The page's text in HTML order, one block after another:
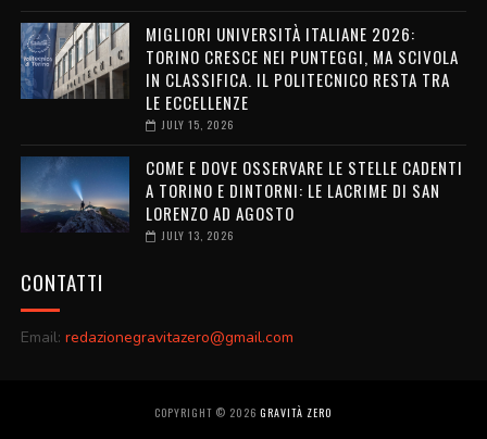
MIGLIORI UNIVERSITÀ ITALIANE 2026:
TORINO CRESCE NEI PUNTEGGI, MA SCIVOLA
IN CLASSIFICA. IL POLITECNICO RESTA TRA
LE ECCELLENZE
JULY 15, 2026
COME E DOVE OSSERVARE LE STELLE CADENTI
A TORINO E DINTORNI: LE LACRIME DI SAN
LORENZO AD AGOSTO
JULY 13, 2026
CONTATTI
Email: redazionegravitazero@gmail.com
COPYRIGHT © 2026GRAVITÀ ZERO